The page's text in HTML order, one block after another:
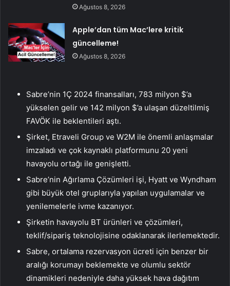
Ağustos 8, 2026
Apple’dan tüm Mac’lere kritik
güncelleme!
Ağustos 8, 2026
Sabre’nin 1Ç 2024 finansalları, 783 milyon $’a
yükselen gelir ve 142 milyon $’a ulaşan düzeltilmiş
FAVÖK ile beklentileri aştı.
Şirket, Etraveli Group ve W2M ile önemli anlaşmalar
imzaladı ve çok kaynaklı platformunu 20 yeni
havayolu ortağı ile genişletti.
Sabre’nin Ağırlama Çözümleri işi, Hyatt ve Wyndham
gibi büyük otel gruplarıyla yapılan uygulamalar ve
yenilemelerle ivme kazanıyor.
Şirketin havayolu BT ürünleri ve çözümleri,
teklif/sipariş teknolojisine odaklanarak ilerlemektedir.
Sabre, ortalama rezervasyon ücreti için benzer bir
aralığı korumayı beklemekte ve olumlu sektör
dinamikleri nedeniyle daha yüksek hava dağıtım